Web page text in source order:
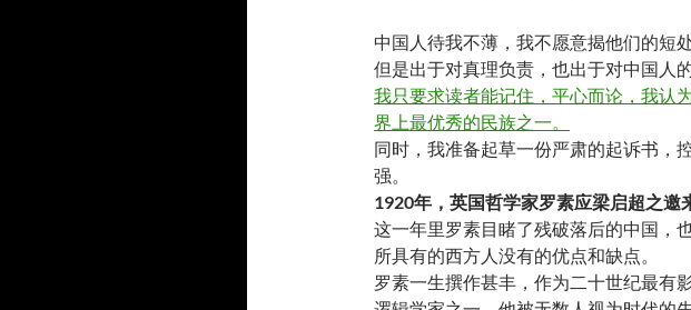
中国人待我不薄，我不愿意揭他们的短处
但是出于对真理负责，也出于对中国人
我只要求读者能记住，平心而论，我认
界上最优秀的民族之一。
同时，我准备起草一份严肃的起诉书，
强。
1920年，英国哲学家罗素应梁启超之邀
这一年里罗素目睹了残破落后的中国，
所具有的西方人没有的优点和缺点。
罗素一生撰作甚丰，作为二十世纪最有